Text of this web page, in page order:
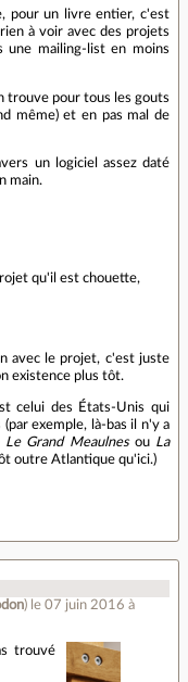
pour un livre entier, c'est
à voir avec des projets
une mailing-list en moins
trouve pour tous les gouts
même) et en pas mal de
un logiciel assez daté
main.
qu'il est chouette,
avec le projet, c'est juste
existence plus tôt.
celui des États-Unis qui
exemple, là-bas il n'y a
Le Grand Meaulnesou La
outre Atlantique qu'ici.)
) le 07 juin 2016 à
trouvé